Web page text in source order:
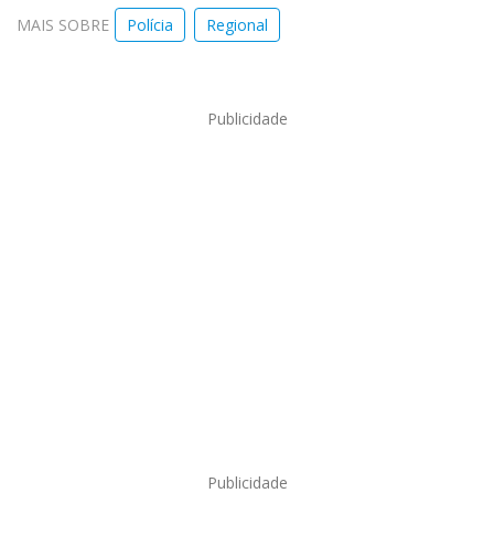
MAIS SOBRE Polícia Regional
Publicidade
Publicidade